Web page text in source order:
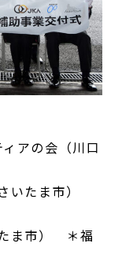
アの会（川口
いたま市）
ま市） ＊福